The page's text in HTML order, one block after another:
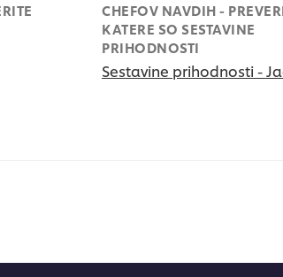
CHEFOV NAVDIH -
KATERE SO SESTAVINE
PRIHODNOSTI
Sestavine prihodnosti -